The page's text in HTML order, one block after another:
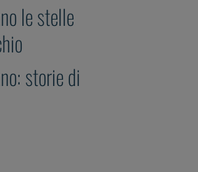
le stelle
storie di